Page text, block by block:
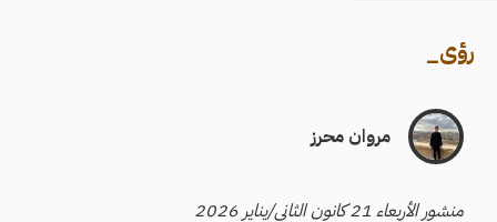
رؤى_
مروان محرز
منشور الأربعاء 21 كانون الثاني/يناير 2026